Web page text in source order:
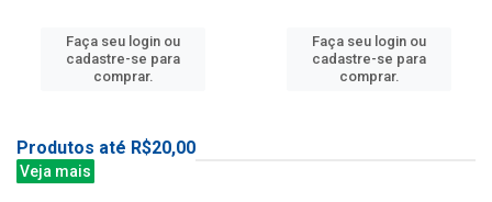
Faça seu login ou
cadastre-se para
comprar.
Faça seu login ou
cadastre-se para
comprar.
Produtos até R$20,00
Veja mais